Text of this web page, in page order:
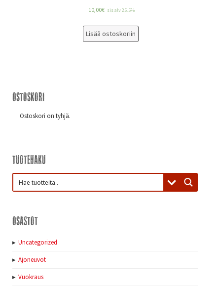
10,00€ sis alv 25.5%
Lisää ostoskoriin
Ostoskori
Ostoskori on tyhjä.
Tuotehaku
Osastot
Uncategorized
Ajoneuvot
Vuokraus